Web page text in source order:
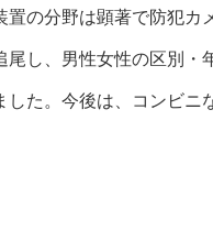
置の分野は顕著で防犯カ
尾し、男性女性の区別
した。今後は、コンビ